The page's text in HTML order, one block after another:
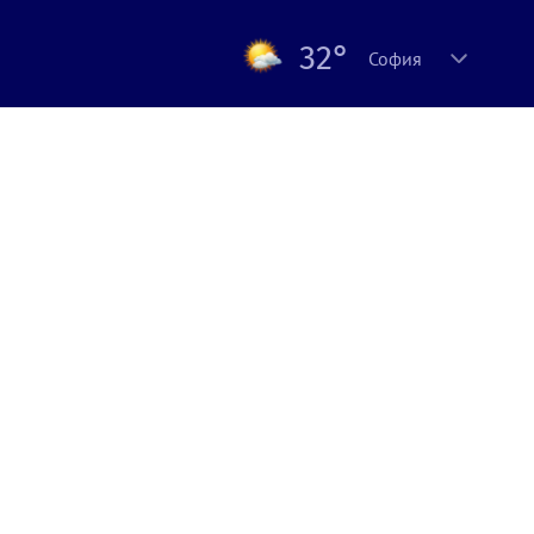
32° София